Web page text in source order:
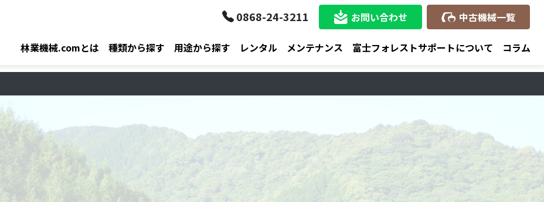
林業機械.comとは 種類から探す 用途から探す レンタル メンテナンス 富士フォレストサポートについて コラム
0868-24-3211 お問い合わせ 中古機械一覧